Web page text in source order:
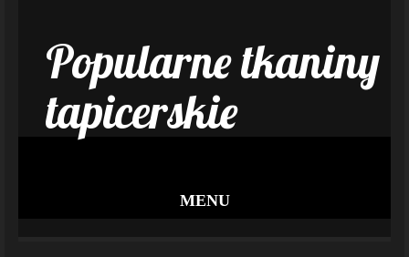
Popularne tkaniny
tapicerskie
MENU